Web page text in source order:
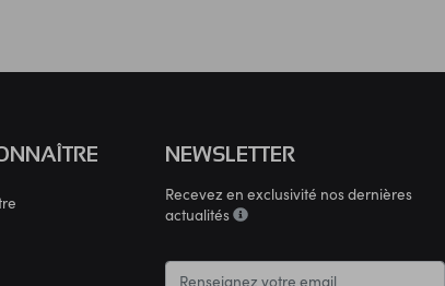
NEWSLETTER
Recevez en exclusivité nos dernières
actualités